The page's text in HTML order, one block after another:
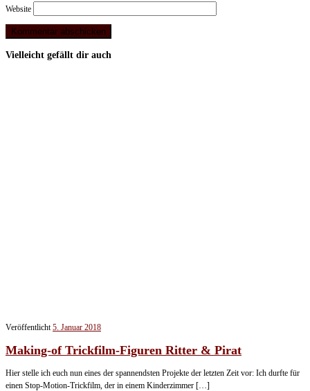
Website
Vielleicht gefällt dir auch
Veröffentlicht5. Januar 2018
Making-of Trickfilm-Figuren Ritter & Pirat
Hier stelle ich euch nun eines der spannendsten Projekte der letzten Zeit vor: Ich durfte für
einen Stop-Motion-Trickfilm, der in einem Kinderzimmer […]